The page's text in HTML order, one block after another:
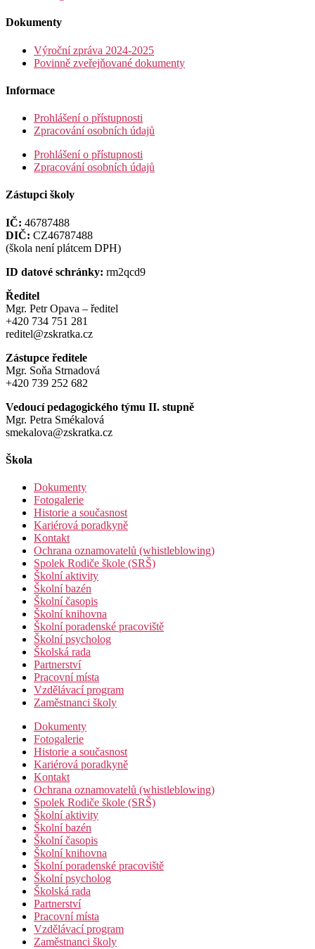
Dokumenty
Výroční zpráva 2024-2025
Povinně zveřejňované dokumenty
Informace
Prohlášení o přístupnosti
Zpracování osobních údajů
Prohlášení o přístupnosti
Zpracování osobních údajů
Zástupci školy
IČ: 46787488
DIČ: CZ46787488
(škola není plátcem DPH)
ID datové schránky: rm2qcd9
Ředitel
Mgr. Petr Opava – ředitel
+420 734 751 281
reditel@zskratka.cz
Zástupce ředitele
Mgr. Soňa Strnadová
+420 739 252 682
Vedoucí pedagogického týmu II. stupně
Mgr. Petra Smékalová
smekalova@zskratka.cz
Škola
Dokumenty
Fotogalerie
Historie a současnost
Kariérová poradkyně
Kontakt
Ochrana oznamovatelů (whistleblowing)
Spolek Rodiče škole (SRŠ)
Školní aktivity
Školní bazén
Školní časopis
Školní knihovna
Školní poradenské pracoviště
Školní psycholog
Školská rada
Partnerství
Pracovní místa
Vzdělávací program
Zaměstnanci školy
Dokumenty
Fotogalerie
Historie a současnost
Kariérová poradkyně
Kontakt
Ochrana oznamovatelů (whistleblowing)
Spolek Rodiče škole (SRŠ)
Školní aktivity
Školní bazén
Školní časopis
Školní knihovna
Školní poradenské pracoviště
Školní psycholog
Školská rada
Partnerství
Pracovní místa
Vzdělávací program
Zaměstnanci školy